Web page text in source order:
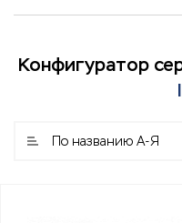
Конфигуратор
По названию А-Я